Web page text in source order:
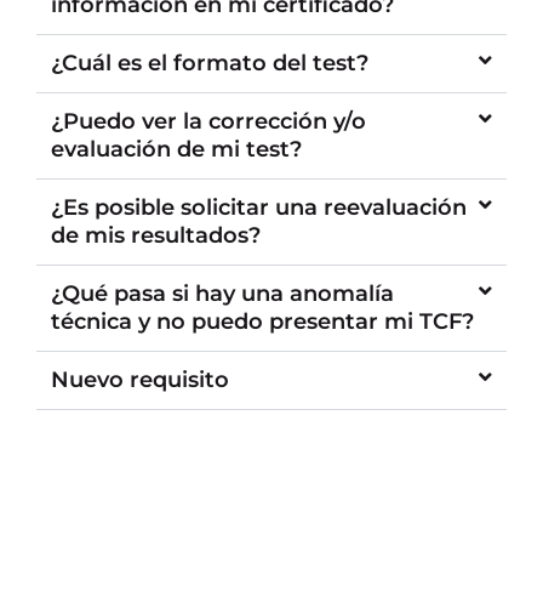
¿Cuál es el formato del test?
¿Puedo ver la corrección y/o
evaluación de mi test?
¿Es posible solicitar una reevaluación
de mis resultados?
¿Qué pasa si hay una anomalía
técnica y no puedo presentar mi TCF?
Nuevo requisito